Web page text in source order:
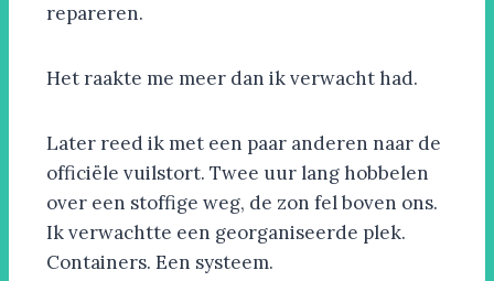
repareren.
Het raakte me meer dan ik verwacht had.
Later reed ik met een paar anderen naar de
officiële vuilstort. Twee uur lang hobbelen
over een stoffige weg, de zon fel boven ons.
Ik verwachtte een georganiseerde plek.
Containers. Een systeem.